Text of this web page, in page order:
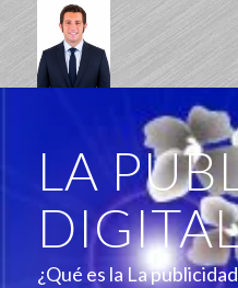
LA
¿Qué es la La